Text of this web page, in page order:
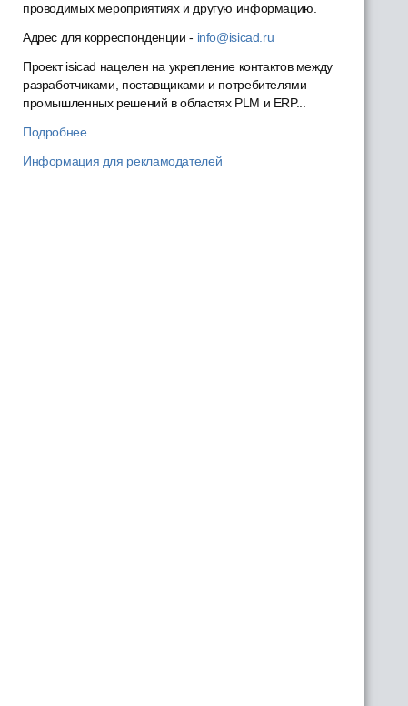
проводимых мероприятиях и другую информацию.
Адрес для корреспонденции - info@isicad.ru
Проект isicad нацелен на укрепление контактов между
разработчиками, поставщиками и потребителями
промышленных решений в областях PLM и ERP...
Подробнее
Информация для рекламодателей